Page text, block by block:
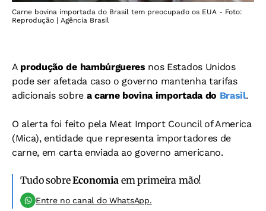
Carne bovina importada do Brasil tem preocupado os EUA - Foto:
Reprodução | Agência Brasil
A produção de hambúrgueres nos Estados Unidos
pode ser afetada caso o governo mantenha tarifas
adicionais sobre a carne bovina importada do Brasil.
O alerta foi feito pela Meat Import Council of America
(Mica), entidade que representa importadores de
carne, em carta enviada ao governo americano.
Tudo sobreEconomiaem primeira mão!
Entre no canal do WhatsApp.